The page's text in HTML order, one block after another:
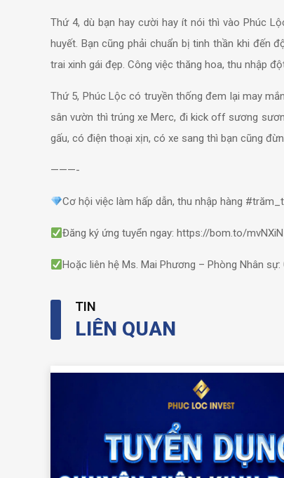
Thứ 4, dù bạn hay cười hay ít nói thì vào Phúc
huyết. Bạn cũng phải chuẩn bị tinh thần khi đến
trai xinh gái đẹp. Công việc thăng hoa, thu nhập
Thứ 5, Phúc Lộc có truyền thống đem lại may
sân vườn thì trúng xe Merc, đi kick off sương
gấu, có điện thoại xịn, có xe sang thì bạn cũng
———-
Cơ hội việc làm hấp dẫn, thu nhập hàng
Đăng ký ứng tuyển ngay: https://bom.to/mvNXiN
Hoặc liên hệ Ms. Mai Phương – Phòng Nhân sự:
TIN
LIÊN QUAN